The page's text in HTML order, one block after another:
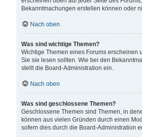
Bekanntmachungen erstellen können oder
Nach oben
Was sind wichtige Themen?
Wichtige Themen eines Forums erscheinen
Sie sie lesen sollten. Wie bei den
stellt die Board-Administration ein.
Nach oben
Was sind geschlossene Themen?
Geschlossene Themen sind Themen, in
können aus vielen Gründen durch einen
sofern dies durch die Board-Administration